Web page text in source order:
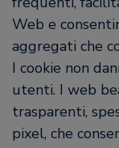
Web e
aggregati che
I cookie non
utenti. I web
trasparenti,
pixel, che